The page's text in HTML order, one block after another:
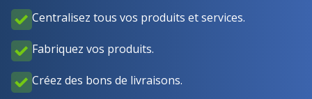
Centralisez tous vos produits et services.
Fabriquez vos produits.
Créez des bons de livraisons.